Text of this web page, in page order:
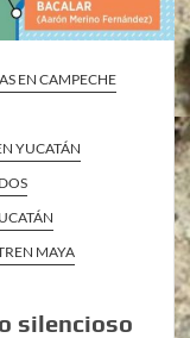
EN CAMPECHE
YUCATÁN
MAYA
silencioso